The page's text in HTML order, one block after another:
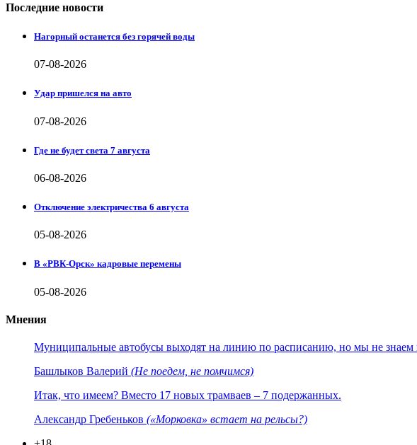
Последние новости
Нагорный останется без горячей воды
07-08-2026
Удар пришелся на авто
07-08-2026
Где не будет света 7 августа
06-08-2026
Отключение электричества 6 августа
05-08-2026
В «РВК-Орск» кадровые перемены
05-08-2026
Мнения
Муниципальные автобусы выходят на линию по расписанию, но мы не знаем
Башлыков Валерий (Не поедем, не помчимся)
Итак, что имеем? Вместо 17 новых трамваев – 7 подержанных.
Александр Гребеньков («Морковка» встает на рельсы?)